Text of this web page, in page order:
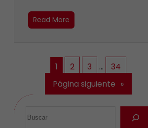
Read More
1 2 3 …
34
Página siguiente »